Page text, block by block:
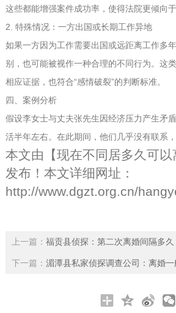
这些都能增强案件成功率，使得法院更倾向于
2. 特殊情况：一方出国或长期工作异地
如果一方因为工作需要出国或远距离工作多
别，也可能被视作一种合理的不同行为。这
相应证据，也符合“感情破裂”的判断标准。
四、案例分析
假设李女士与丈夫张先生因经济压力产生矛
活半年左右。在此期间，他们几乎没有联系
本文由【现在不同居多久可以
发布！本文详细网址：
http://www.dgzt.org.cn/
上一篇： 福贡县侦探：第二次离婚间隔多久
下一篇： 湄潭县私家侦探调查公司：离婚